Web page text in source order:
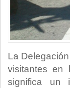
La
visitantes en
significa un